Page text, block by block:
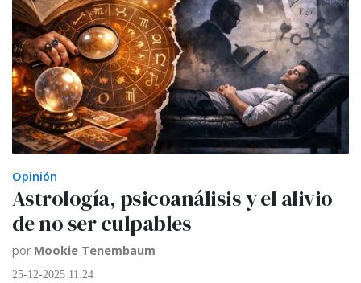
Opinión
Astrología, psicoanálisis y el alivio
de no ser culpables
por Mookie Tenembaum
25-12-2025 11:24